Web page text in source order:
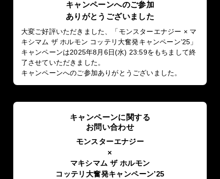
キャンペーンへのご参加
ありがとうございました
大変ご好評いただきました、「モンスターエナジー × マ
キシマム ザ ホルモン コッテリ大奮発キャンペーン’25」
キャンペーンは2025年8月6日(水) 23:59をもちまして終
了させていただきました。
キャンペーンへのご参加ありがとうございました。
キャンペーンに関する
お問い合わせ
モンスターエナジー
×
マキシマム ザ ホルモン
コッテリ大奮発キャンペーン’25